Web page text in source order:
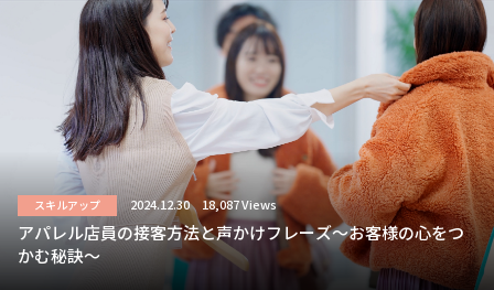
スキルアップ 2024.12.30 18,087 Views
アパレル店員の接客方法と声かけフレーズ～お客様の心をつ
かむ秘訣～